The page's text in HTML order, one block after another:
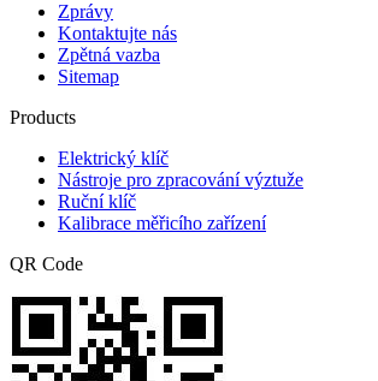
Zprávy
Kontaktujte nás
Zpětná vazba
Sitemap
Products
Elektrický klíč
Nástroje pro zpracování výztuže
Ruční klíč
Kalibrace měřicího zařízení
QR Code